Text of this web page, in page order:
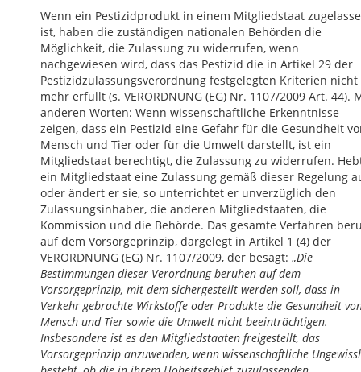
Wenn ein Pestizidprodukt in einem Mitgliedstaat
ist, haben die zuständigen nationalen Behörden die
Möglichkeit, die Zulassung zu widerrufen, wenn
nachgewiesen wird, dass das Pestizid die in Artikel 29 der
Pestizidzulassungsverordnung festgelegten Kriterien nicht
mehr erfüllt (s. VERORDNUNG (EG) Nr. 1107/2009 Art. 44).
anderen Worten: Wenn wissenschaftliche Erkenntnisse
zeigen, dass ein Pestizid eine Gefahr für die Gesundheit
Mensch und Tier oder für die Umwelt darstellt, ist ein
Mitgliedstaat berechtigt, die Zulassung zu widerrufen.
ein Mitgliedstaat eine Zulassung gemäß dieser Regelung
oder ändert er sie, so unterrichtet er unverzüglich den
Zulassungsinhaber, die anderen Mitgliedstaaten, die
Kommission und die Behörde. Das gesamte Verfahren
auf dem Vorsorgeprinzip, dargelegt in Artikel 1 (4) der
VERORDNUNG (EG) Nr. 1107/2009, der besagt: „Die
Bestimmungen dieser Verordnung beruhen auf dem
Vorsorgeprinzip, mit dem sichergestellt werden soll, dass in
Verkehr gebrachte Wirkstoffe oder Produkte die Gesundheit
Mensch und Tier sowie die Umwelt nicht beeinträchtigen.
Insbesondere ist es den Mitgliedstaaten freigestellt, das
Vorsorgeprinzip anzuwenden, wenn wissenschaftliche